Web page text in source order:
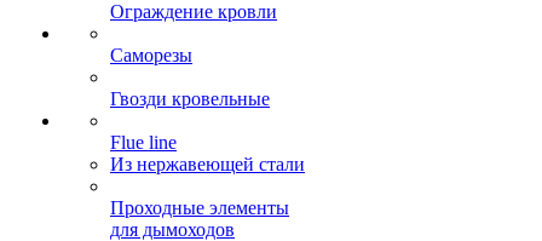
Ограждение кровли
Саморезы
Гвозди кровельные
Flue line
Из нержавеющей стали
Проходные элементы
для дымоходов